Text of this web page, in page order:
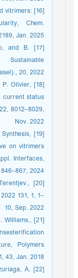
vitrimers:
Chem.
Jan. 2025
and B.
Sustainable
20, 2022
P. Olivier,
current status
8012–8029,
Nov. 2022
Synthesis,
on vitrimers
Interfaces,
846–867, 2024
131, 1, 1–
10, Sep. 2022
Williams.,
Polymers
43, Jan. 2018
A.